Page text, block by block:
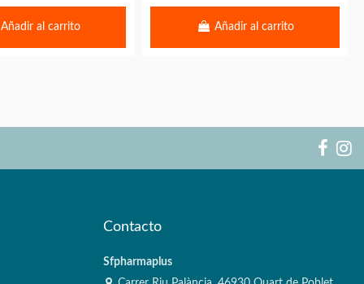
Añadir al carrito Añadir al carrito
Contacto
Sfpharmaplus